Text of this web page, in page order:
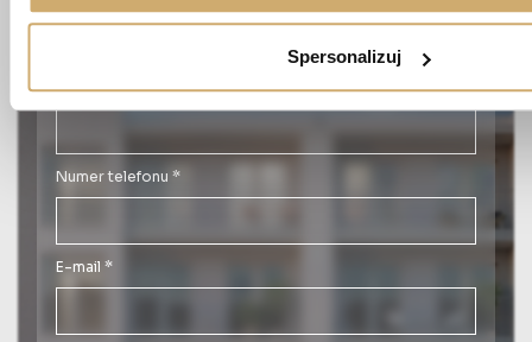
Spersonalizuj
Nazwisko *
Numer telefonu *
E-mail *